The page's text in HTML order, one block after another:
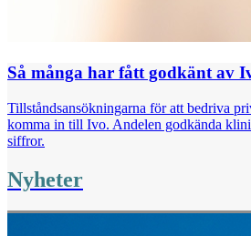
Så många har fått godkänt av
Tillståndsansökningarna för att bedriva
komma in till Ivo. Andelen godkända
siffror.
Nyheter